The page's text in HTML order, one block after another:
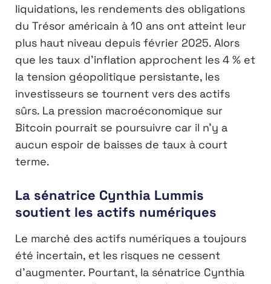
liquidations, les rendements des obligations
du Trésor américain à 10 ans ont atteint leur
plus haut niveau depuis février 2025. Alors
que les taux d’inflation approchent les 4 % et
la tension géopolitique persistante, les
investisseurs se tournent vers des actifs
sûrs. La pression macroéconomique sur
Bitcoin pourrait se poursuivre car il n’y a
aucun espoir de baisses de taux à court
terme.
La sénatrice Cynthia Lummis
soutient les actifs numériques
Le marché des actifs numériques a toujours
été incertain, et les risques ne cessent
d’augmenter. Pourtant, la sénatrice Cynthia